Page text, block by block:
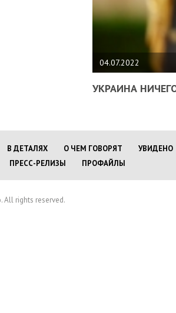
04.07.2022
УКРАИНА
В ДЕТАЛЯХ О ЧЕМ ГОВОРЯТ
УВИДЕНО
ПРЕСС-РЕЛИЗЫ ПРОФАЙЛЫ
All rights reserved.